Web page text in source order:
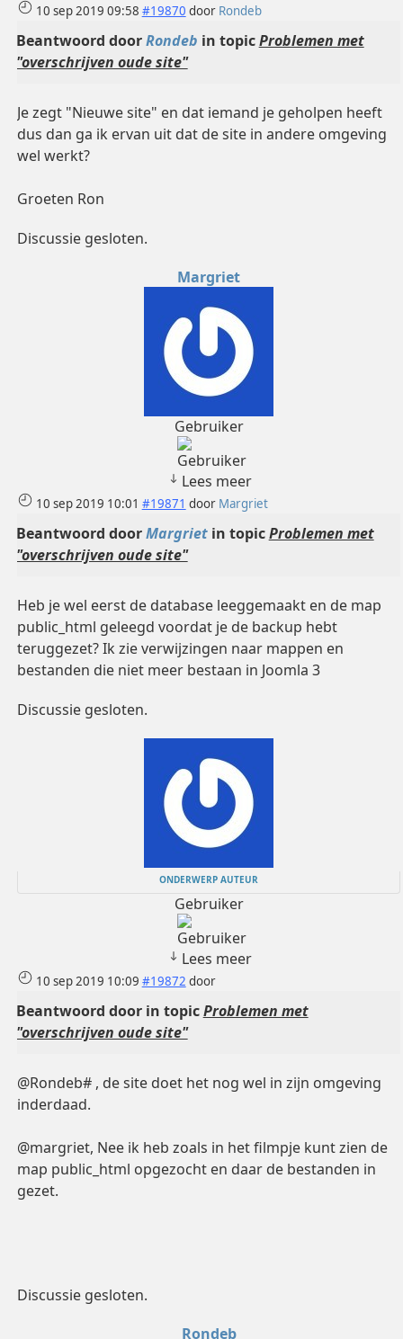
10 sep 2019 09:58 #19870 door Rondeb
Beantwoord doorRondeb in topicProblemen met
"overschrijven oude site"
Je zegt "Nieuwe site" en dat iemand je geholpen heeft
dus dan ga ik ervan uit dat de site in andere omgeving
wel werkt?
Groeten Ron
Discussie gesloten.
Margriet
Gebruiker
Lees meer
10 sep 2019 10:01 #19871 door Margriet
Beantwoord doorMargrietin topicProblemen met
"overschrijven oude site"
Heb je wel eerst de database leeggemaakt en de map
public_html geleegd voordat je de backup hebt
teruggezet? Ik zie verwijzingen naar mappen en
bestanden die niet meer bestaan in Joomla 3
Discussie gesloten.
ONDERWERP AUTEUR
Gebruiker
Lees meer
10 sep 2019 10:09 #19872 door
Beantwoord door in topicProblemen met
"overschrijven oude site"
@Rondeb# , de site doet het nog wel in zijn omgeving
inderdaad.
@margriet, Nee ik heb zoals in het filmpje kunt zien de
map public_html opgezocht en daar de bestanden in
gezet.
Discussie gesloten.
Rondeb